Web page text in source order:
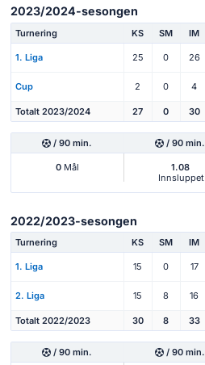
2023/2024-sesongen
Turnering KS SM IM
1. Liga 25 0 26
Cup 2 0 4
Totalt 2023/2024 27 0 30
/ 90 min. / 90 min.
0Mål
1.08
Innsluppet
2022/2023-sesongen
Turnering KS SM IM
1. Liga 15 0 17
2. Liga 15 8 16
Totalt 2022/2023 30 8 33
/ 90 min. / 90 min.